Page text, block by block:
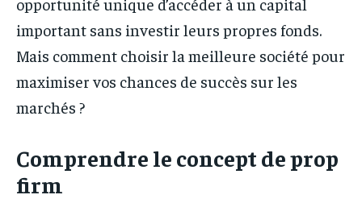
important sans investir leurs propres fonds.
Mais comment choisir la meilleure société pour
maximiser vos chances de succès sur les
marchés ?
Comprendre le concept de prop
firm